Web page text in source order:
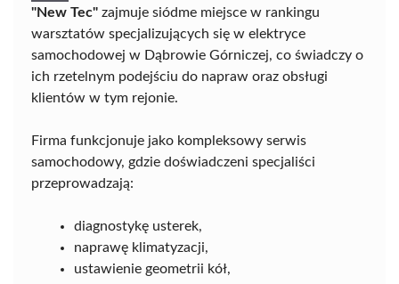
"New Tec" zajmuje siódme miejsce w rankingu
warsztatów specjalizujących się w elektryce
samochodowej w Dąbrowie Górniczej, co świadczy o
ich rzetelnym podejściu do napraw oraz obsługi
klientów w tym rejonie.
Firma funkcjonuje jako kompleksowy serwis
samochodowy, gdzie doświadczeni specjaliści
przeprowadzają:
diagnostykę usterek,
naprawę klimatyzacji,
ustawienie geometrii kół,